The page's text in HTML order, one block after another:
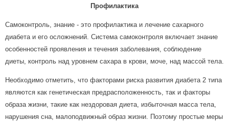
Профилактика
Самоконтроль, знание - это профилактика и лечение сахарного
диабета и его осложнений. Система самоконтроля включает знание
особенностей проявления и течения заболевания, соблюдение
диеты, контроль над уровнем сахара в крови, моче, над массой тела.
Необходимо отметить, что факторами риска развития диабета 2 типа
являются как генетическая предрасположенность, так и факторы
образа жизни, такие как нездоровая диета, избыточная масса тела,
нарушения сна, малоподвижный образ жизни. Поэтому простые меры